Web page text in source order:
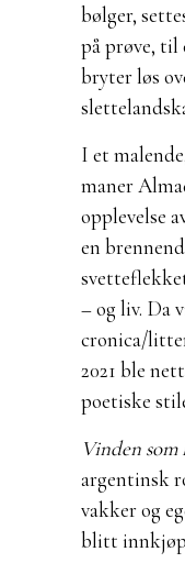
bølger,
på prøve,
bryter løs
I et
maner
opplevelse
en
– og liv. Da
cronica/
2021 ble
poetiske
Vinden som
argentinsk
vakker og
blitt